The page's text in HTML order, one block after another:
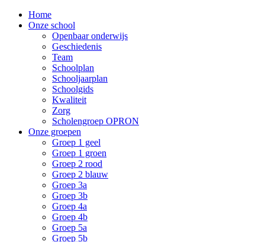
Home
Onze school
Openbaar onderwijs
Geschiedenis
Team
Schoolplan
Schooljaarplan
Schoolgids
Kwaliteit
Zorg
Scholengroep OPRON
Onze groepen
Groep 1 geel
Groep 1 groen
Groep 2 rood
Groep 2 blauw
Groep 3a
Groep 3b
Groep 4a
Groep 4b
Groep 5a
Groep 5b